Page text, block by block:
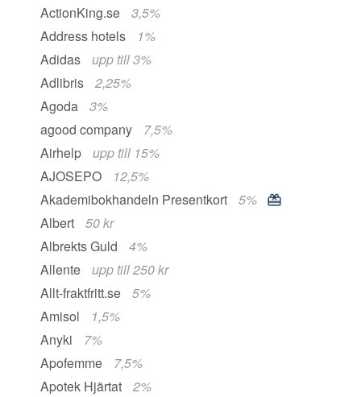
ActionKing.se
3,5%
Address hotels
1%
Adidas
upp till 3%
Adlibris
2,25%
Agoda
3%
agood company
7,5%
Airhelp
upp till 15%
AJOSEPO
12,5%
Akademibokhandeln Presentkort
5%
Albert
50 kr
Albrekts Guld
4%
Allente
upp till 250 kr
Allt-fraktfritt.se
5%
Amisol
1,5%
Anyki
7%
Apofemme
7,5%
Apotek Hjärtat
2%